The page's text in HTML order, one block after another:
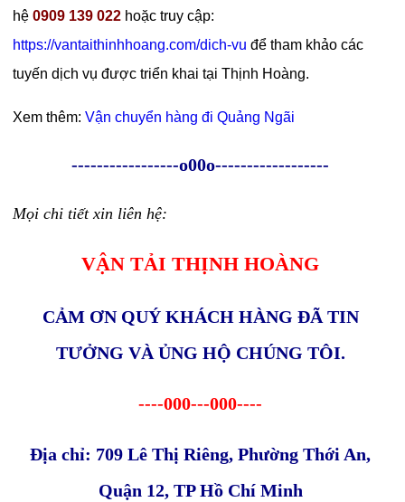
hệ0909 139 022 hoặc truy cập:
https://vantaithinhhoang.com/dich-vu để tham khảo các
tuyến dịch vụ được triển khai tại Thịnh Hoàng.
Xem thêm:Vận chuyển hàng đi Quảng Ngãi
-----------------o00o------------------
Mọi chi tiết xin liên hệ:
VẬN TẢI THỊNH HOÀNG
CẢM ƠN QUÝ KHÁCH HÀNG ĐÃ TIN
TƯỞNG VÀ ỦNG HỘ CHÚNG TÔI.
----000---000----
Địa chỉ: 709 Lê Thị Riêng, Phường Thới An,
Quận 12, TP Hồ Chí Minh